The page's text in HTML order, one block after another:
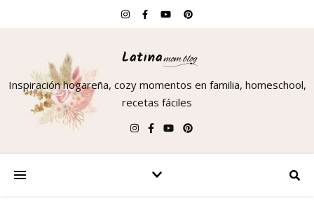
Inspiración hogareña, cozy momentos en familia, homeschool,
recetas fáciles